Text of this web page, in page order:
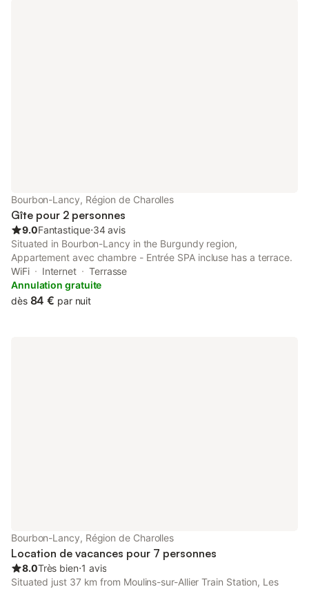
Bourbon-Lancy, Région de Charolles
Gîte pour 2 personnes
9.0Fantastique⋅34 avis
Situated in Bourbon-Lancy in the Burgundy region,
Appartement avec chambre - Entrée SPA incluse has a terrace.
WiFi
Internet
Terrasse
Annulation gratuite
dès 84 € par nuit
Bourbon-Lancy, Région de Charolles
Location de vacances pour 7 personnes
8.0Très bien⋅1 avis
Situated just 37 km from Moulins-sur-Allier Train Station, Les